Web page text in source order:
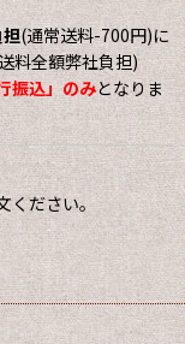
(通常送料-700円)に
料全額弊社負担)
振込」のみとなりま
ください。